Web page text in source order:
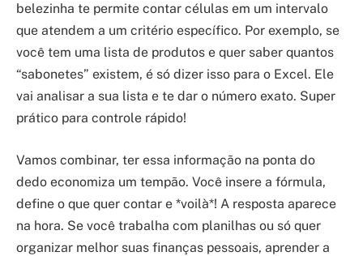
belezinha te permite contar células em um intervalo
que atendem a um critério específico. Por exemplo, se
você tem uma lista de produtos e quer saber quantos
“sabonetes” existem, é só dizer isso para o Excel. Ele
vai analisar a sua lista e te dar o número exato. Super
prático para controle rápido!
Vamos combinar, ter essa informação na ponta do
dedo economiza um tempão. Você insere a fórmula,
define o que quer contar e *voilà*! A resposta aparece
na hora. Se você trabalha com planilhas ou só quer
organizar melhor suas finanças pessoais, aprender a